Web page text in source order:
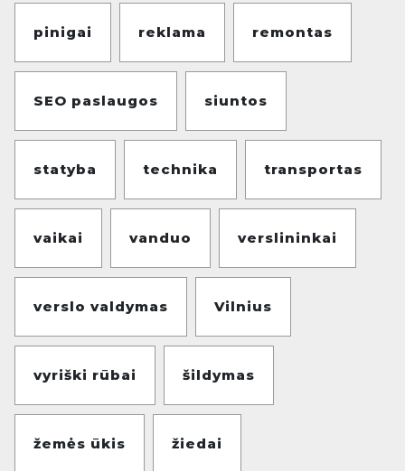
pinigai reklama remontas
SEO paslaugos siuntos
statyba technika transportas
vaikai vanduo verslininkai
verslo valdymas Vilnius
vyriški rūbai šildymas
žemės ūkis žiedai